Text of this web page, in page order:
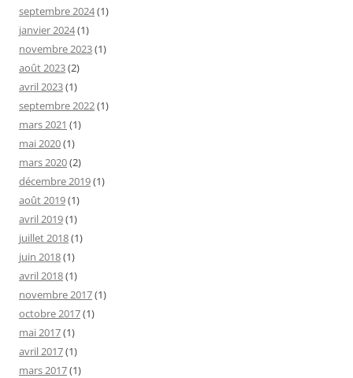
septembre 2024(1)
janvier 2024(1)
novembre 2023(1)
août 2023(2)
avril 2023(1)
septembre 2022(1)
mars 2021 (1)
mai 2020(1)
mars 2020(2)
décembre 2019(1)
août 2019(1)
avril 2019(1)
juillet 2018(1)
juin 2018(1)
avril 2018(1)
novembre 2017(1)
octobre 2017(1)
mai 2017(1)
avril 2017(1)
mars 2017(1)